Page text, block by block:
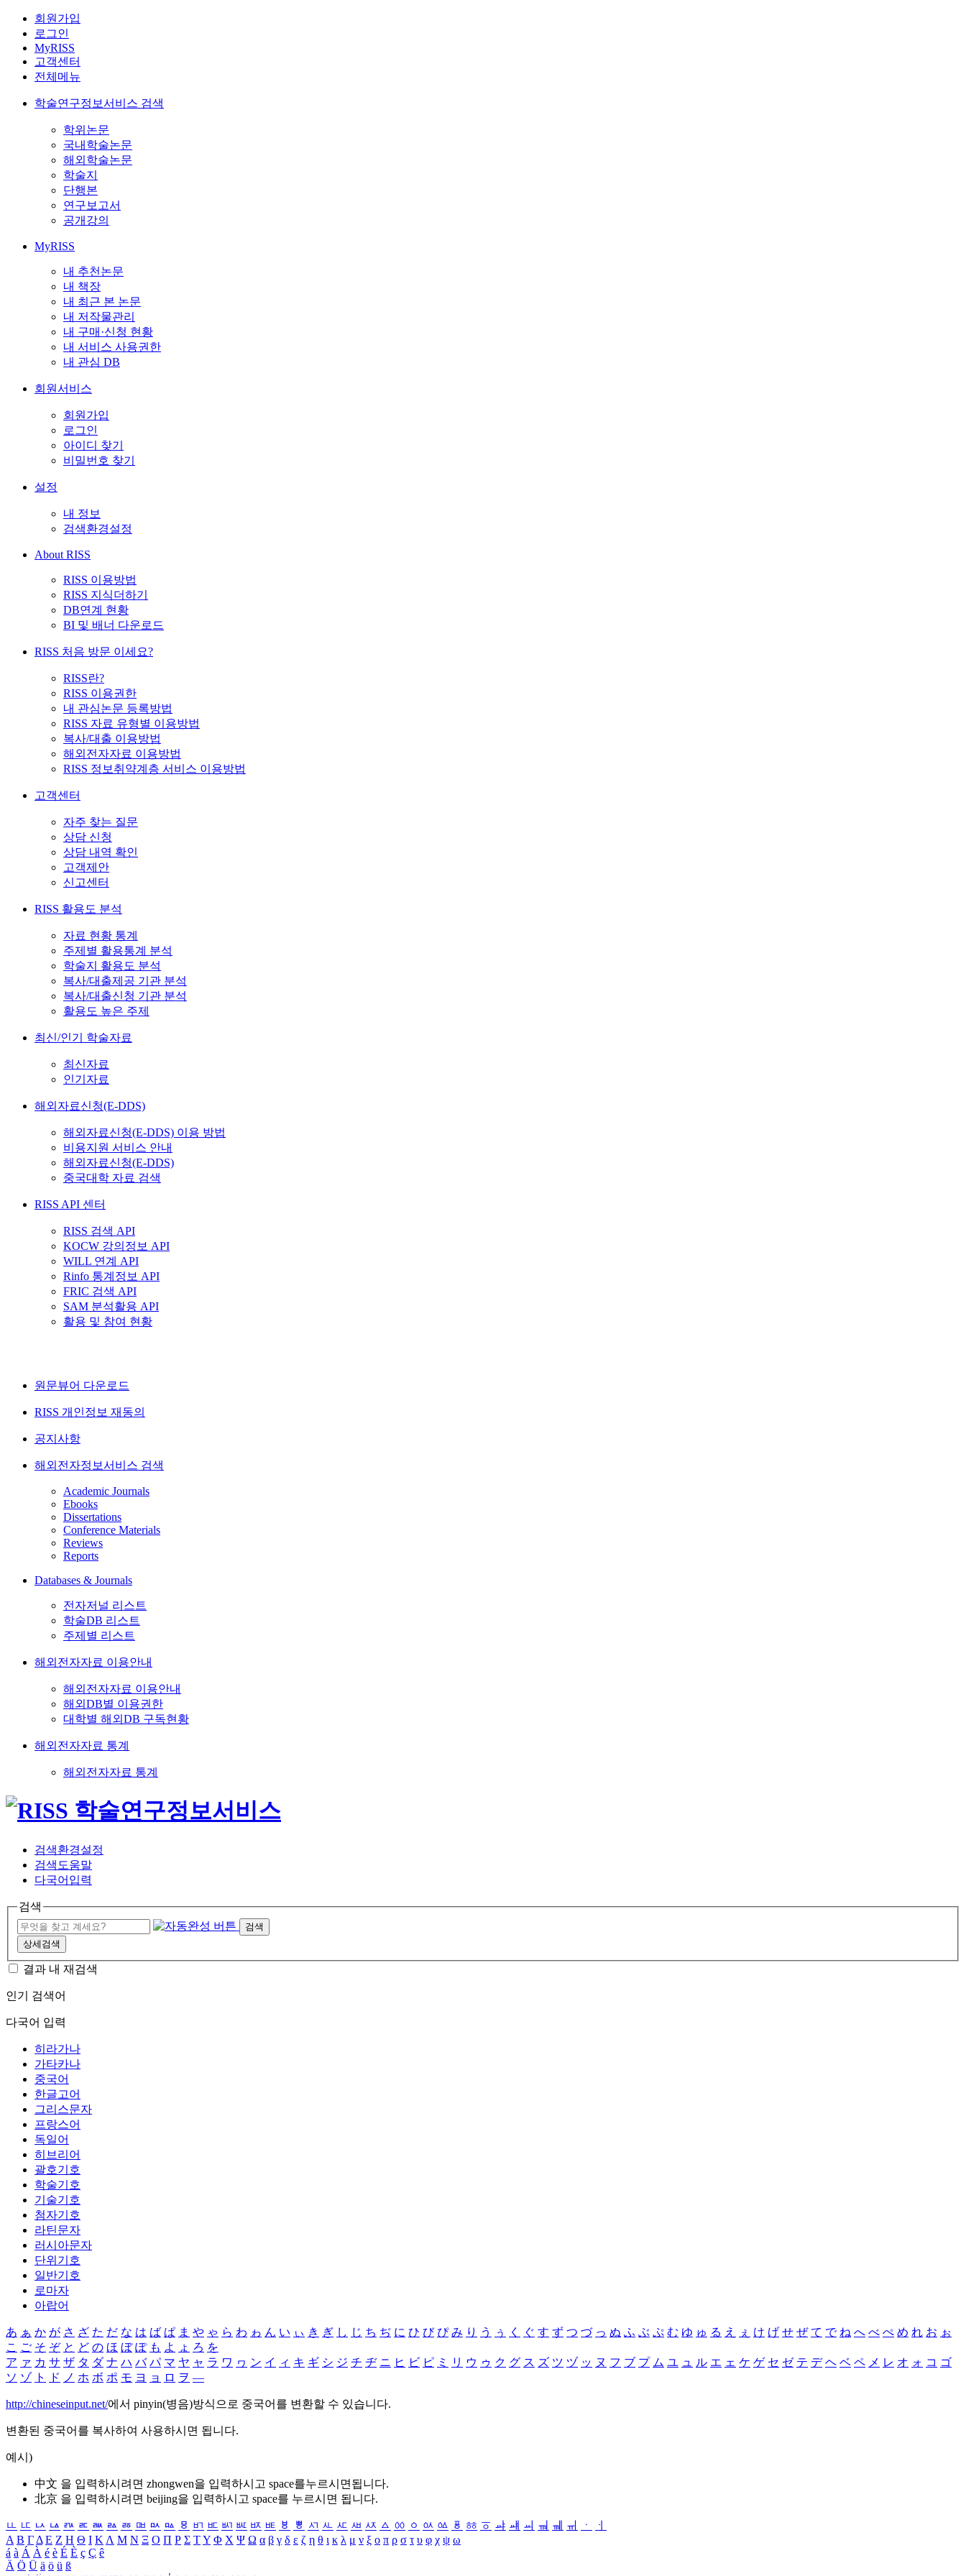
회원가입
로그인
MyRISS
고객센터
전체메뉴
학술연구정보서비스 검색
학위논문
국내학술논문
해외학술논문
학술지
단행본
연구보고서
공개강의
MyRISS
내 추천논문
내 책장
내 최근 본 논문
내 저작물관리
내 구매·신청 현황
내 서비스 사용권한
내 관심 DB
회원서비스
회원가입
로그인
아이디 찾기
비밀번호 찾기
설정
내 정보
검색환경설정
About RISS
RISS 이용방법
RISS 지식더하기
DB연계 현황
BI 및 배너 다운로드
RISS 처음 방문 이세요?
RISS란?
RISS 이용권한
내 관심논문 등록방법
RISS 자료 유형별 이용방법
복사/대출 이용방법
해외전자자료 이용방법
RISS 정보취약계층 서비스 이용방법
고객센터
자주 찾는 질문
상담 신청
상담 내역 확인
고객제안
신고센터
RISS 활용도 분석
자료 현황 통계
주제별 활용통계 분석
학술지 활용도 분석
복사/대출제공 기관 분석
복사/대출신청 기관 분석
활용도 높은 주제
최신/인기 학술자료
최신자료
인기자료
해외자료신청(E-DDS)
해외자료신청(E-DDS) 이용 방법
비용지원 서비스 안내
해외자료신청(E-DDS)
중국대학 자료 검색
RISS API 센터
RISS 검색 API
KOCW 강의정보 API
WILL 연계 API
Rinfo 통계정보 API
FRIC 검색 API
SAM 분석활용 API
활용 및 참여 현황
원문뷰어 다운로드
RISS 개인정보 재동의
공지사항
해외전자정보서비스 검색
Academic Journals
Ebooks
Dissertations
Conference Materials
Reviews
Reports
Databases & Journals
전자저널 리스트
학술DB 리스트
주제별 리스트
해외전자자료 이용안내
해외전자자료 이용안내
해외DB별 이용권한
대학별 해외DB 구독현황
해외전자자료 통계
해외전자자료 통계
검색환경설정
검색도움말
다국어입력
검색
검색
상세검색
결과 내 재검색
인기 검색어
다국어 입력
히라가나
가타카나
중국어
한글고어
그리스문자
프랑스어
독일어
히브리어
괄호기호
학술기호
기술기호
첨자기호
라틴문자
러시아문자
단위기호
일반기호
로마자
아랍어
あ ぁ か が さ ざ た だ な は ば ぱ ま や ゃ ら わ ゎ ん い ぃ き ぎ し じ ち ぢ に ひ び ぴ み り う ぅ く ぐ す ず つ づ っ ぬ ふ ぶ ぷ む ゆ ゅ る え ぇ け げ せ ぜ て で ね へ べ ぺ め れ お ぉ
こ ご そ ぞ と ど の ほ ぼ ぽ も よ ょ ろ を
ア ァ カ サ ザ タ ダ ナ ハ バ パ マ ヤ ャ ラ ワ ヮ ン イ ィ キ ギ シ ジ チ ヂ ニ ヒ ビ ピ ミ リ ウ ゥ ク グ ス ズ ツ ヅ ッ ヌ フ ブ プ ム ユ ュ ル エ ェ ケ ゲ セ ゼ テ デ ヘ ベ ペ メ レ オ ォ コ ゴ
ソ ゾ ト ド ノ ホ ボ ポ モ ヨ ョ ロ ヲ ―
http://chineseinput.net/에서 pinyin(병음)방식으로 중국어를 변환할 수 있습니다.
변환된 중국어를 복사하여 사용하시면 됩니다.
예시)
中文 을 입력하시려면 zhongwen을 입력하시고 space를누르시면됩니다.
北京 을 입력하시려면 beijing을 입력하시고 space를 누르시면 됩니다.
ㅥ ㅦ ㅧ ㅨ ㅩ ㅪ ㅫ ㅬ ㅭ ㅮ ㅯ ㅰ ㅱ ㅲ ㅳ ㅴ ㅵ ㅶ ㅷ ㅸ ㅹ ㅺ ㅻ ㅼ ㅽ ㅾ ㅿ ㆀ ㆁ ㆂ ㆃ ㆄ ㆅ ㆆ ㆇ ㆈ ㆉ ㆊ ㆋ ㆌ ㆍ
ㆎ
Α Β ΓΔ Ε Ζ Η Θ Ι ΚΛ Μ Ν Ξ Ο Π Ρ Σ ΤΥ Φ Χ Ψ Ω α β γ δ ε ζ η θ ι κ λ μ ν ξ ο π ρ σ τ υ φ χ ψ ω
á à Á À é è É È ç Ç ê
Ä Ö Ü ä ö ü ß